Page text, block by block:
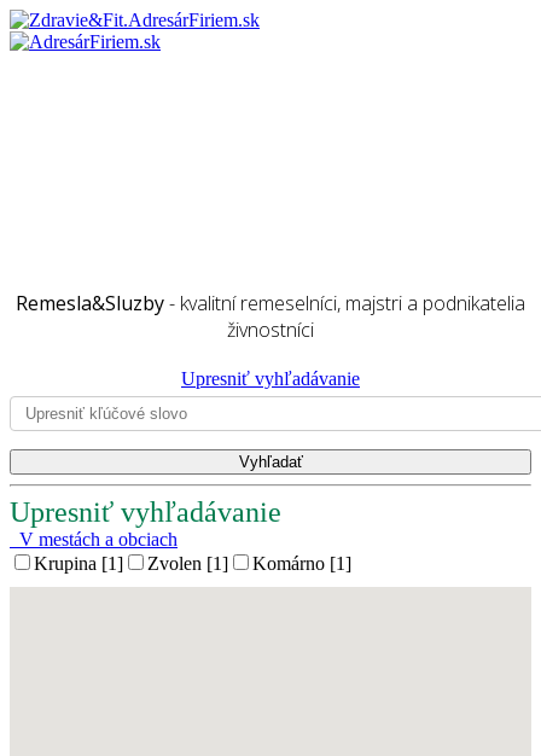
Remesla&Sluzby- kvalitní remeselníci, majstri a podnikatelia
živnostníci
Upresniť vyhľadávanie
Upresniť vyhľadávanie
V mestách a obciach
Krupina [1]
Zvolen [1] Komárno [1]